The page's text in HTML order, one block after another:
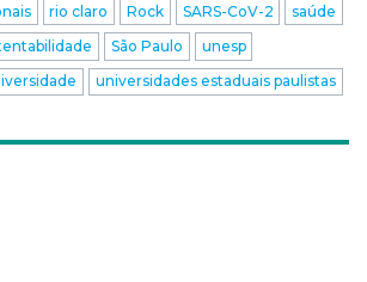
rio claro Rock SARS-CoV-2
saúde
São Paulo
unesp
universidades estaduais paulistas